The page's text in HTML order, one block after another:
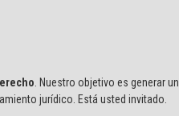
. Nuestro objetivo es generar un
jurídico. Está usted invitado.